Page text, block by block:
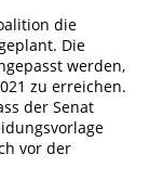
die
Die
werden,
zu erreichen.
der Senat
vor der